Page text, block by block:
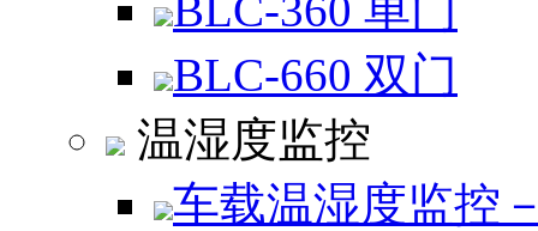
BLC-660 双门
温湿度监控
车载温湿度监控